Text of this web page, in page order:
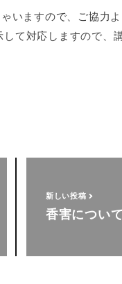
いますので、ご協力よ
て対応しますので、
新しい投稿
香害について